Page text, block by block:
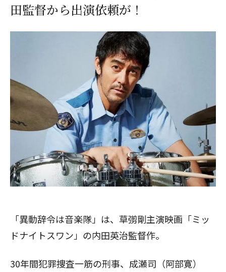
田監督から出演依頼が！
「異動辞令は音楽隊」は、草彅剛主演映画「ミッ
ドナイトスワン」の内田英治監督作。
30年間犯罪捜査一筋の刑事、成瀬司（阿部寛）